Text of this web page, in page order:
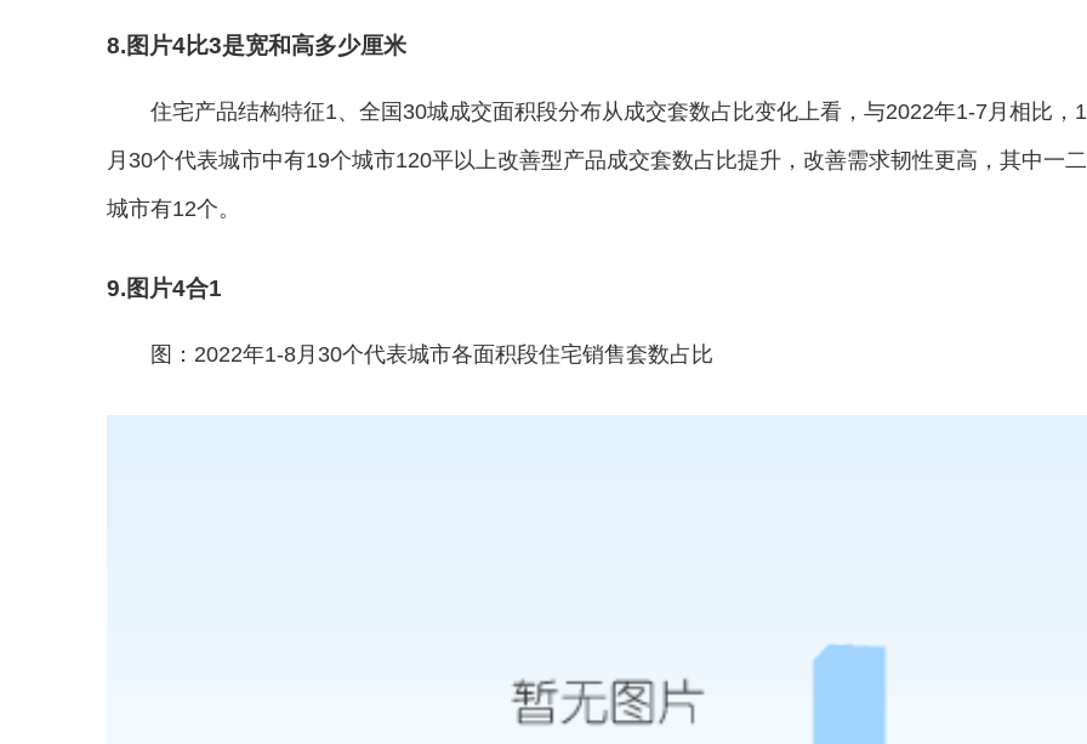
8.图片4比3是宽和高多少厘米
住宅产品结构特征1、全国30城成交面积段分布从成交套数占比变化上看，与2022年1-7月相比，
月30个代表城市中有19个城市120平以上改善型产品成交套数占比提升，改善需求韧性更高，其中一
城市有12个。
9.图片4合1
图：2022年1-8月30个代表城市各面积段住宅销售套数占比